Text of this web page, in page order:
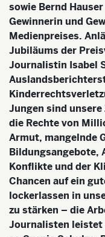
sowie Bernd
Gewinnerin und
Medienpreises.
Jubiläums der
Journalistin Isabel
Jungen sind
die Rechte von
Armut, mangelnde
Bildungsangebote,
Konflikte und der
Chancen auf ein
lockerlassen in
zu stärken – die
Journalisten leistet